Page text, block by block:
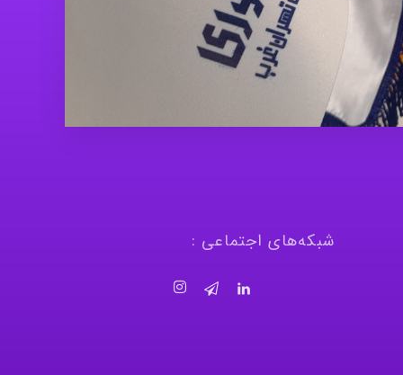
شبکه‌های اجتماعی :